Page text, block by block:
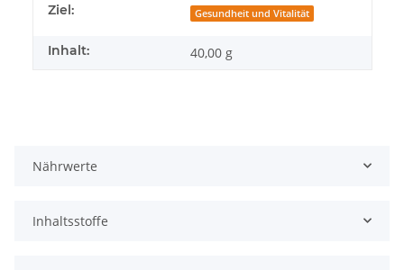
Ziel: Gesundheit und Vitalität
Inhalt: 40,00 g
Nährwerte
Inhaltsstoffe